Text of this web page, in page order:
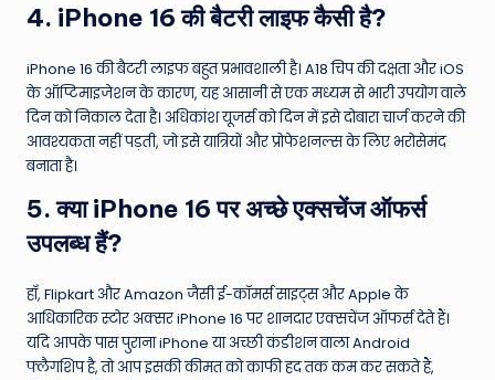
4. iPhone 16 की बैटरी लाइफ कैसी है?
iPhone 16 की बैटरी लाइफ बहुत प्रभावशाली है। A18 चिप की दक्षता और iOS
के ऑप्टिमाइजेशन के कारण, यह आसानी से एक मध्यम से भारी उपयोग वाले
दिन को निकाल देता है। अधिकांश यूजर्स को दिन में इसे दोबारा चार्ज करने की
आवश्यकता नहीं पड़ती, जो इसे यात्रियों और प्रोफेशनल्स के लिए भरोसेमंद
बनाता है।
5. क्या iPhone 16 पर अच्छे एक्सचेंज ऑफर्स
उपलब्ध हैं?
हाँ, Flipkart और Amazon जैसी ई-कॉमर्स साइट्स और Apple के
आधिकारिक स्टोर अक्सर iPhone 16 पर शानदार एक्सचेंज ऑफर्स देते हैं।
यदि आपके पास पुराना iPhone या अच्छी कंडीशन वाला Android
फ्लैगशिप है, तो आप इसकी कीमत को काफी हद तक कम कर सकते हैं,